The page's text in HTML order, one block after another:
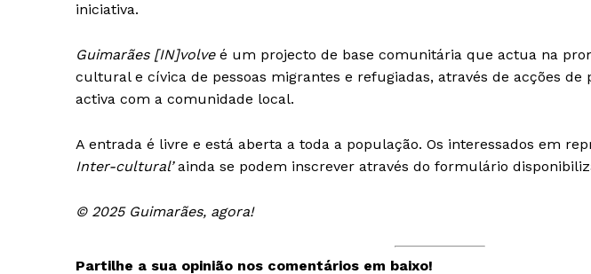
iniciativa.
Guimarães [IN]volveé um projecto de base comunitária que actua na
cultural e cívica de pessoas migrantes e refugiadas, através de acções de
activa com a comunidade local.
A entrada é livre e está aberta a toda a população. Os interessados em
Inter-cultural’ainda se podem inscrever através do formulário
© 2025 Guimarães, agora!
Partilhe a sua opinião nos comentários em baixo!